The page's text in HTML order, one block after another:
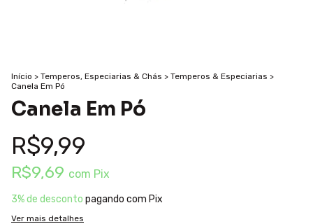
Início > Temperos, Especiarias & Chás > Temperos & Especiarias >
Canela Em Pó
Canela Em Pó
R$9,99
R$9,69 com Pix
3% de desconto pagando com Pix
Ver mais detalhes